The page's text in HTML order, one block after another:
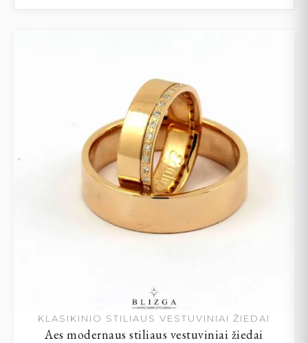
KLASIKINIO STILIAUS VESTUVINIAI ŽIEDAI
Aes modernaus stiliaus vestuviniai žiedai